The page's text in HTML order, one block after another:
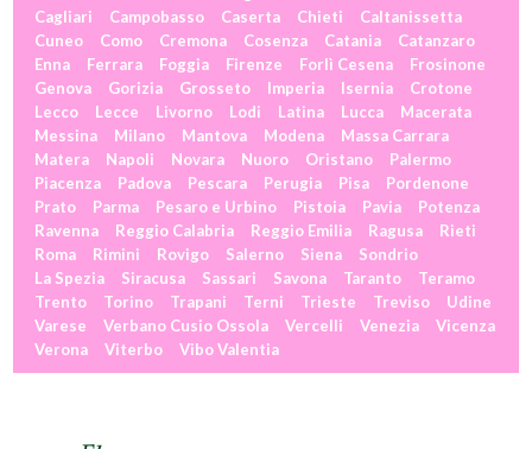
Cagliari
Campobasso Caserta Chieti
Caltanissetta
Cuneo
Como Cremona Cosenza Catania
Catanzaro
Enna
Ferrara Foggia Firenze Forlì Cesena
Frosinone
Genova
Gorizia Grosseto Imperia Isernia
Crotone
Lecco
Lecce Livorno Lodi Latina Lucca
Macerata
Messina
Milano Mantova Modena
Massa Carrara
Matera
Napoli Novara Nuoro Oristano
Palermo
Piacenza
Padova Pescara Perugia Pisa
Pordenone
Prato
Parma Pesaro e Urbino Pistoia Pavia
Potenza
Ravenna
Reggio Calabria Reggio Emilia Ragusa
Rieti
Roma
Rimini Rovigo Salerno Siena
Sondrio
La Spezia
Siracusa Sassari Savona Taranto
Teramo
Trento
Torino Trapani Terni Trieste Treviso
Udine
Varese
Verbano Cusio Ossola Vercelli Venezia
Vicenza
Verona
Viterbo Vibo Valentia